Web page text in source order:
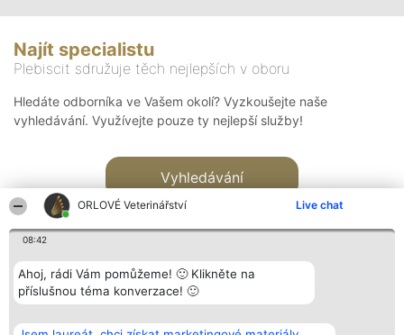
ORLOVÉ Veterinářství Live chat
08:42
Ahoj, rádi Vám pomůžeme! 🙂 Klikněte na
příslušnou téma konverzace! 🙂
Najít specialistu
Plebiscit sdružuje těch nejlepších v oboru
Hledáte odborníka ve Vašem okolí? Vyzkoušejte naše
vyhledávání. Využívejte pouze ty nejlepší služby!
Vyhledávání
Bright Side Solutions sp. z o.
Vítězové
Kontakt